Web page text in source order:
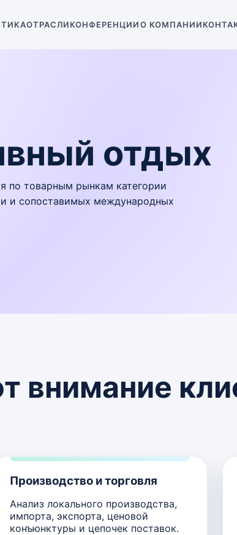
ОТРАСЛИКОНФЕРЕНЦИИО КОМПАНИИ
отдых
по товарным рынкам категории
и сопоставимых международных
внимание
Производство и торговля
Анализ локального производства,
импорта, экспорта, ценовой
конъюнктуры и цепочек поставок.